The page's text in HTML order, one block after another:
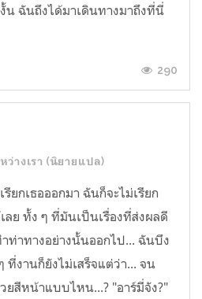
งั้น ฉันถึงได้มาเดินทางมาถึงที่นี่
290
หว่างเรา (นิยายแปล)
กเธอออกมา ฉันก็จะไม่เรียก
ลย ทั้ง ๆ ที่มันเป็นเรื่องที่ส่งผลดี
ท่าทางอย่างนั้นออกไป... ฉันบึง
ที่งานก็ยังไม่เสร็จแต่ว่า... จน
สีหน้าแบบไหน...? "อาร์มี่จัง?"